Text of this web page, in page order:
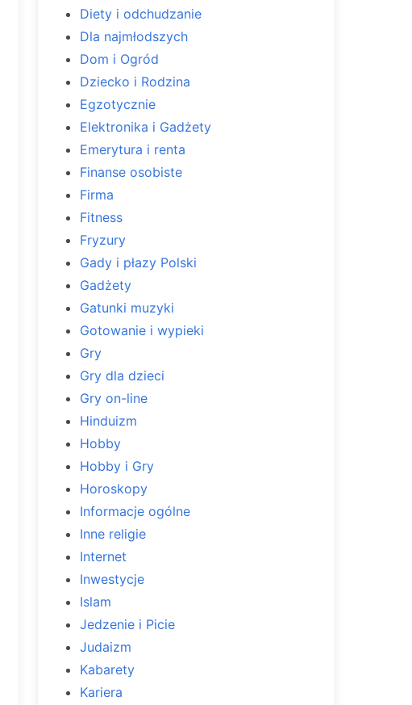
Diety i odchudzanie
Dla najmłodszych
Dom i Ogród
Dziecko i Rodzina
Egzotycznie
Elektronika i Gadżety
Emerytura i renta
Finanse osobiste
Firma
Fitness
Fryzury
Gady i płazy Polski
Gadżety
Gatunki muzyki
Gotowanie i wypieki
Gry
Gry dla dzieci
Gry on-line
Hinduizm
Hobby
Hobby i Gry
Horoskopy
Informacje ogólne
Inne religie
Internet
Inwestycje
Islam
Jedzenie i Picie
Judaizm
Kabarety
Kariera